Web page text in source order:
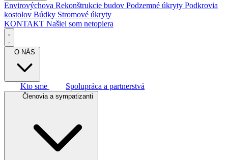
Envirovýchova Rekonštrukcie budov Podzemné úkryty Podkrovia
kostolov Búdky Stromové úkryty
KONTAKT Našiel som netopiera
O NÁS
Kto sme Spolupráca a partnerstvá
Členovia a sympatizanti